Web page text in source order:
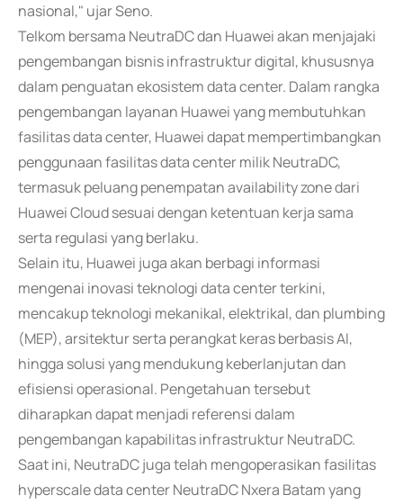
nasional," ujar Seno.
Telkom bersama NeutraDC dan Huawei akan menjajaki
pengembangan bisnis infrastruktur digital, khususnya
dalam penguatan ekosistem data center. Dalam rangka
pengembangan layanan Huawei yang membutuhkan
fasilitas data center, Huawei dapat mempertimbangkan
penggunaan fasilitas data center milik NeutraDC,
termasuk peluang penempatan availability zone dari
Huawei Cloud sesuai dengan ketentuan kerja sama
serta regulasi yang berlaku.
Selain itu, Huawei juga akan berbagi informasi
mengenai inovasi teknologi data center terkini,
mencakup teknologi mekanikal, elektrikal, dan plumbing
(MEP), arsitektur serta perangkat keras berbasis AI,
hingga solusi yang mendukung keberlanjutan dan
efisiensi operasional. Pengetahuan tersebut
diharapkan dapat menjadi referensi dalam
pengembangan kapabilitas infrastruktur NeutraDC.
Saat ini, NeutraDC juga telah mengoperasikan fasilitas
hyperscale data center NeutraDC Nxera Batam yang